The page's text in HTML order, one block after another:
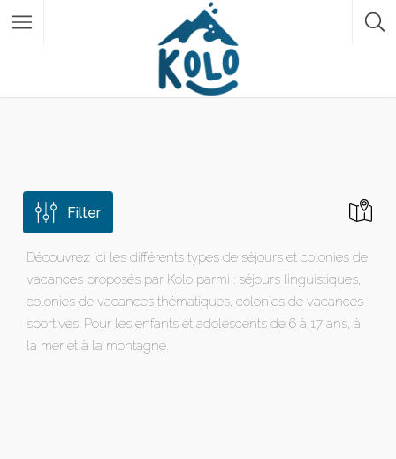
Filter
Découvrez ici les différents types de séjours et colonies de
vacances proposés par Kolo parmi : séjours linguistiques,
colonies de vacances thématiques, colonies de vacances
sportives. Pour les enfants et adolescents de 6 à 17 ans, à
la mer et à la montagne.